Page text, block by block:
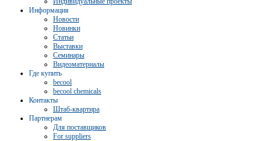
Информация
Новости
Новинки
Статьи
Выставки
Семинары
Видеоматериалы
Где купить
becool
becool chemicals
Контакты
Штаб-квартира
Партнерам
Для поставщиков
For suppliers